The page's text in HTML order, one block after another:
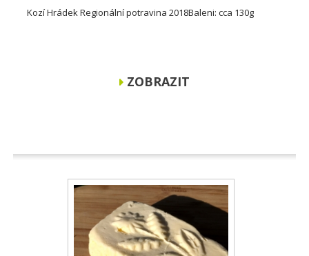
Kozí Hrádek Regionální potravina 2018Baleni: cca 130g
ZOBRAZIT